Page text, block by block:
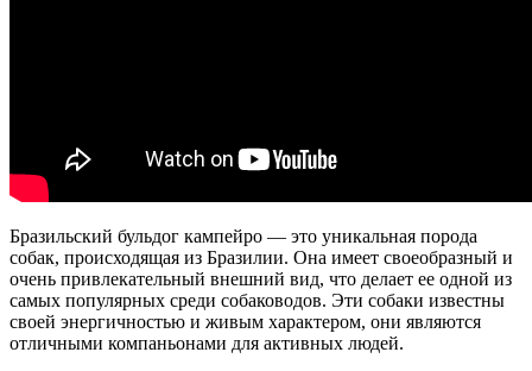
Бразильский бульдог кампейро — это уникальная порода
собак, происходящая из Бразилии. Она имеет своеобразный и
очень привлекательный внешний вид, что делает ее одной из
самых популярных среди собаководов. Эти собаки известны
своей энергичностью и живым характером, они являются
отличными компаньонами для активных людей.